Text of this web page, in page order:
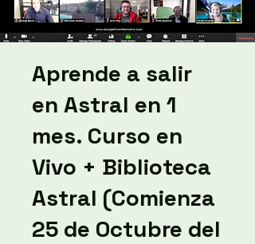
Aprende a salir
en Astral en 1
mes. Curso en
Vivo + Biblioteca
Astral (Comienza
25 de Octubre del